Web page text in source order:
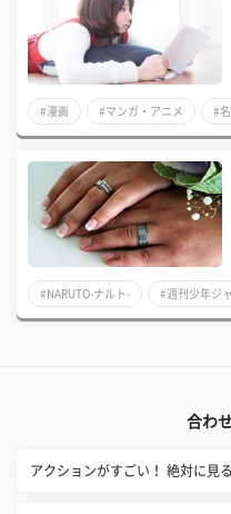
#漫画 #マンガ・アニメ #
#NARUTO-ナルト- #週刊少年ジ
合わ
アクションがすごい！ 絶対に見